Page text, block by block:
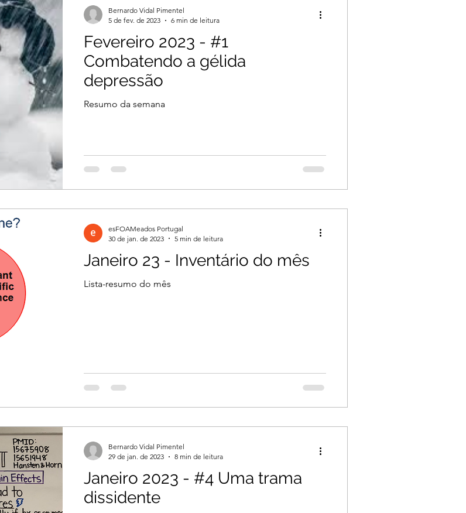
Fevereiro 2023 - #1
Combatendo a gélida
depressão
Resumo da semana
Bernardo Vidal Pimentel
5 de fev. de 2023
6 min de leitura
Janeiro 23 - Inventário do mês
Lista-resumo do mês
esFOAMeados Portugal
30 de jan. de 2023
5 min de leitura
Janeiro 2023 - #4 Uma trama
dissidente
Bernardo Vidal Pimentel
29 de jan. de 2023
8 min de leitura